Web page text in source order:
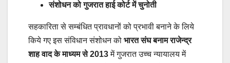
संशोधन को गुजरात हाई कोर्ट में चुनोती
सहकारिता से सम्बंधित प्रावधानों को प्रभावी बनाने के लिये
किये गए इस संविधान संशोधन को भारत संघ बनाम राजेन्द्र
शाह वाद के माध्यम से 2013में गुजरात उच्च न्यायालय में